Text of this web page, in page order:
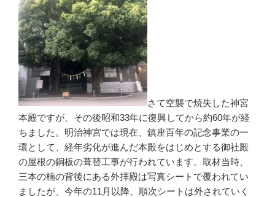
さて空襲で焼失した神宮
本殿ですが、その後昭和33年に復興してから約60年が経
ちました。明治神宮では現在、鎮座百年の記念事業の一
環として、経年劣化が進んだ本殿をはじめとする御社殿
の屋根の銅板の葺替工事が行われています。取材当時、
三本の楠の背後にある外拝殿は写真シートで覆われてい
ましたが、今年の11月以降、順次シートは外されていく